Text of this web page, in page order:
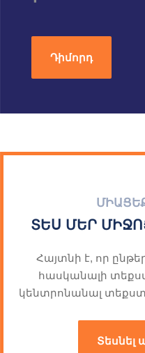
Դիմորդ
ՏԵՍ ՄԵՐ
Հայտնի է, որ
հասկանալի
կենտրոնանալ
Տեսնել